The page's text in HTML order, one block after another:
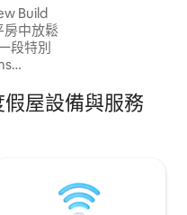
Build
房中放鬆
段特別
距離
離
場） 7分
屋設備與服務